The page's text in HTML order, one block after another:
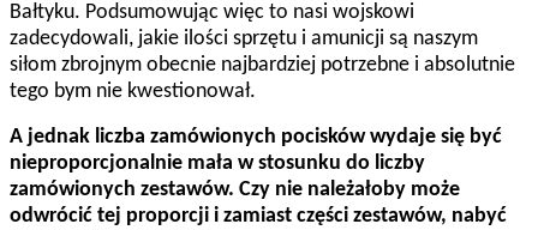
Bałtyku. Podsumowując więc to nasi wojskowi
zadecydowali, jakie ilości sprzętu i amunicji są naszym
siłom zbrojnym obecnie najbardziej potrzebne i absolutnie
tego bym nie kwestionował.
A jednak liczba zamówionych pocisków wydaje się być
nieproporcjonalnie mała w stosunku do liczby
zamówionych zestawów. Czy nie należałoby może
odwrócić tej proporcji i zamiast części zestawów, nabyć